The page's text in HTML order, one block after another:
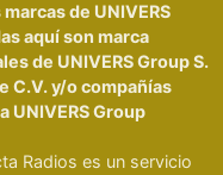
de UNIVERS
aquí son marca
de UNIVERS Group S.
C.V. y/o compañías
UNIVERS Group
Radios es un servicio